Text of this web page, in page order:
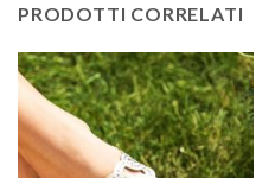
PRODOTTI CORRELATI